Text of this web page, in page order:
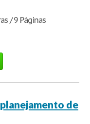
/ 9 Páginas
de